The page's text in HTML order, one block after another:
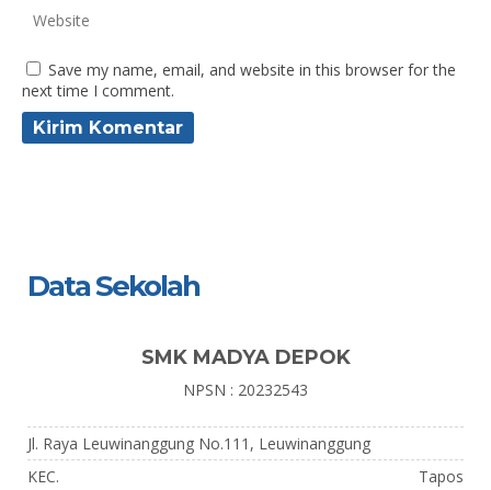
Save my name, email, and website in this browser for the
next time I comment.
Data Sekolah
SMK MADYA DEPOK
NPSN : 20232543
Jl. Raya Leuwinanggung No.111, Leuwinanggung
KEC.
Tapos